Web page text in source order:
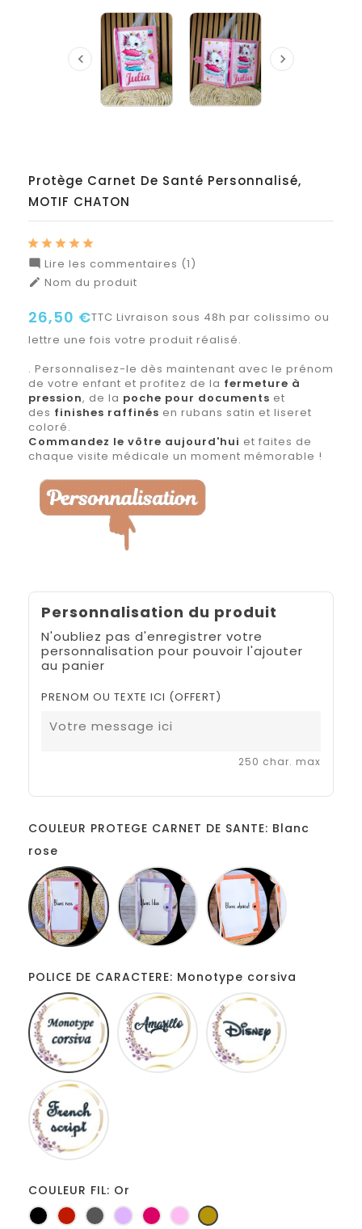
 
Protège Carnet De Santé Personnalisé,
MOTIF CHATON
 Lire les commentaires (1)
 Nom du produit
26,50 €TTC Livraison sous 48h par colissimo ou
lettre une fois votre produit réalisé.
. Personnalisez-le dès maintenant avec le prénom
de votre enfant et profitez de la fermeture à
pression, de la poche pour documents et
des finishes raffinés en rubans satin et liseret
coloré.
Commandez le vôtre aujourd'hui et faites de
chaque visite médicale un moment mémorable !
Personnalisation du produit
N'oubliez pas d'enregistrer votre
personnalisation pour pouvoir l'ajouter
au panier
PRENOM OU TEXTE ICI (OFFERT)
250 char. max
COULEUR PROTEGE CARNET DE SANTE: Blanc
rose
Blanc
rose
Blanc
lilas
POLICE DE CARACTERE: Monotype corsiva
Monotype
corsiva
Amarillo
COULEUR FIL: Or
Noir RougeGris LilasFuchsia
RoseOr